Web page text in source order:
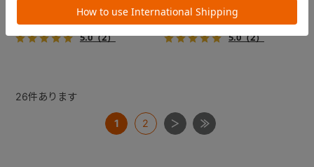
ゃんやネコちゃんの抜け出し
を防止！キャリー部前面にメ
ッシュがプラスされた通気性
￥39,600
5.0（2）
ゃんやネコちゃんの抜け出し
を防止！キャリー部前面にメ
ッシュがプラスされた通気性
￥39,600
5.0（2）
26件あります
1 2